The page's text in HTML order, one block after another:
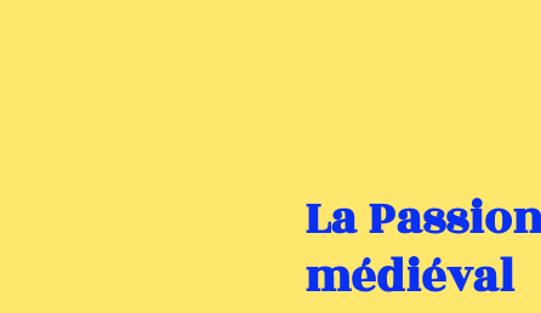
La
médiéval